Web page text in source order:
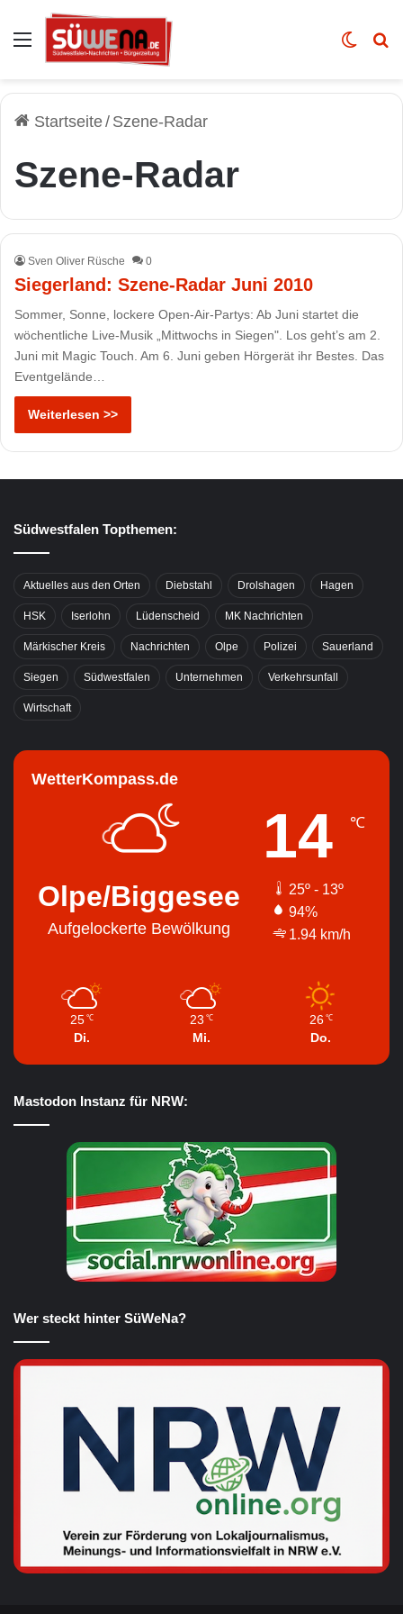
Auswahl Skin
Startseite/ Szene-Radar
Szene-Radar
Sven Oliver Rüsche 0
Siegerland: Szene-Radar Juni 2010
Sommer, Sonne, lockere Open-Air-Partys: Ab Juni startet die
wöchentliche Live-Musik „Mittwochs in Siegen". Los geht’s am 2.
Juni mit Magic Touch. Am 6. Juni geben Hörgerät ihr Bestes. Das
Eventgelände…
Weiterlesen >>
Südwestfalen Topthemen:
Aktuelles aus den Orten Diebstahl Drolshagen Hagen
HSK Iserlohn Lüdenscheid MK Nachrichten
Märkischer Kreis Nachrichten Olpe Polizei Sauerland
Siegen Südwestfalen Unternehmen Verkehrsunfall
Wirtschaft
WetterKompass.de
Olpe/Biggesee
Aufgelockerte Bewölkung
14 ℃
25º - 13º
94%
1.94 km/h
25 ℃
Di.
23 ℃
Mi.
26 ℃
Do.
Mastodon Instanz für NRW:
Wer steckt hinter SüWeNa?